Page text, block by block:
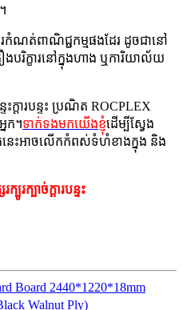
ការកំណត់ពាណិជ្ជកម្មផងដែរ ដូចជានៅ
បរិក្ខារនៅក្នុងហាង ឬការិយាល័យ
ះក្តារបន្ទះ ប្រណិត ROCPLEX
ក។ទាក់ទងមកយើងខ្ញុំដើម្បីស្វែង
ះអាចលើកកំពស់ទំហំខាងក្នុង និង
រក្បូរក្បាច់ក្តារបន្ទះ
Board 2440*1220*18mm
Walnut Ply)